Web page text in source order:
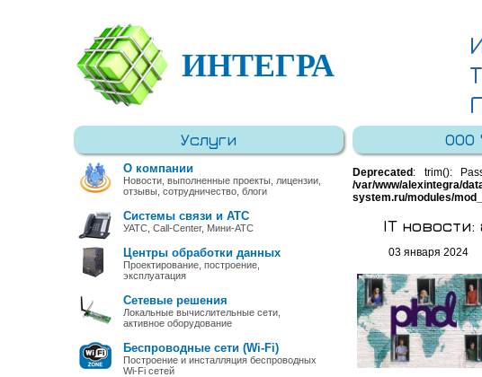
ИНТЕГРА
Услуги
О компании
Новости, выполненные проекты, лицензии,
отзывы, сотрудничество, блоги
Системы связи и АТС
УАТС, Call-Center, Мини-АТС
Центры обработки данных
Проектирование, построение,
эксплуатация
Сетевые решения
Локальные вычислительные сети,
активное оборудование
Беспроводные сети (Wi-Fi)
Построение и инсталляция беспроводных
Wi-Fi сетей
ООО
Deprecated : trim():
/var/www/alexintegra/
system.ru/modules/
IT
03 января 2024